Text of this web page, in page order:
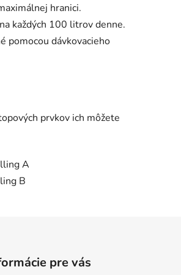
hranici.
každých 100 litrov denne.
pomocou dávkovacieho
prvkov ich môžete
A
B
pre vás